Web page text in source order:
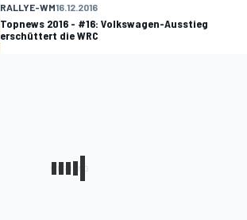
RALLYE-WM16.12.2016
Topnews 2016 - #16: Volkswagen-Ausstieg
erschüttert die WRC